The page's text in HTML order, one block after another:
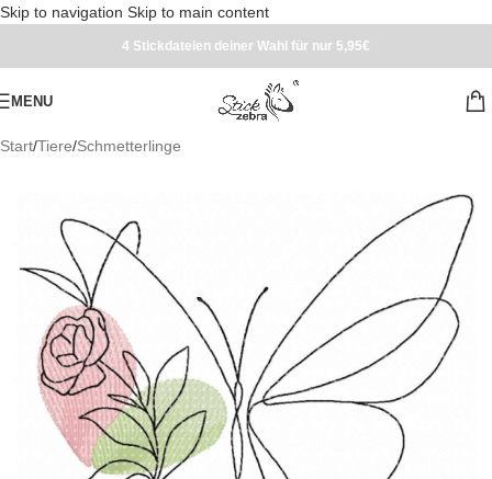
Skip to navigation Skip to main content
4 Stickdateien deiner Wahl für nur 5,95€
MENU
Start/Tiere/Schmetterlinge